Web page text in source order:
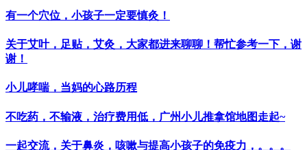
有一个穴位，小孩子一定要慎灸！
关于艾叶，足贴，艾灸，大家都进来聊聊！帮忙参考一下，谢
谢！
小儿哮喘，当妈的心路历程
不吃药，不输液，治疗费用低，广州小儿推拿馆地图走起~
一起交流，关于鼻炎，咳嗽与提高小孩子的免疫力，。。。